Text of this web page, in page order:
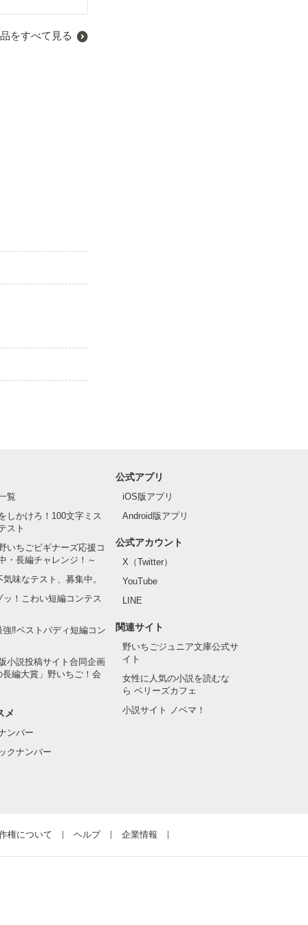
をすべて見る
覧
しかけろ！100文字ミス
スト
いちごビギナーズ応援コ
・長編チャレンジ！～
味なテスト、募集中。
ッ！こわい短編コンテス
強‼ベストバディ短編コン
小説投稿サイト合同企画
長編大賞」野いちご！会
メ
ンバー
クナンバー
公式アプリ
iOS版アプリ
Android版アプリ
公式アカウント
X（Twitter）
YouTube
LINE
関連サイト
野いちごジュニア文庫公式サ
イト
女性に人気の小説を読むな
ら ベリーズカフェ
小説サイト ノベマ！
権について ヘルプ 企業情報